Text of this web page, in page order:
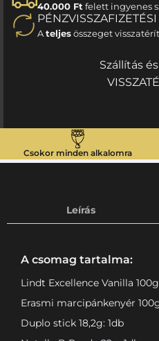
40.000 Ftfelett ingyenes
Ateljesösszeget
Szállítás
Csokor minden alkalomra
Leírás
A csomag tartalma:
Lindt Excellence Vanilla
Erasmi marcipánkenyér
Duplo stick 18,2g: 1db